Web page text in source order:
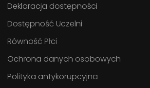
Deklaracja dostępności
Dostępność Uczelni
Równość Płci
Ochrona danych osobowych
Polityka antykorupcyjna